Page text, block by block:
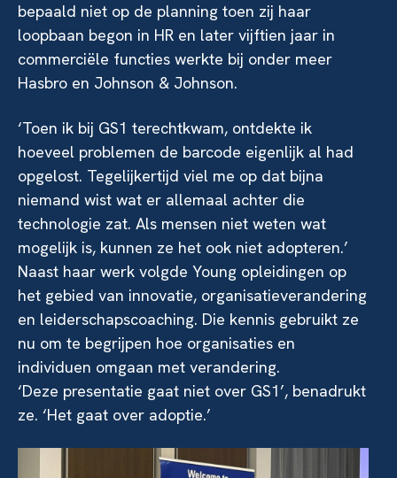
bepaald niet op de planning toen zij haar
loopbaan begon in HR en later vijftien jaar in
commerciële functies werkte bij onder meer
Hasbro en Johnson & Johnson.
‘Toen ik bij GS1 terechtkwam, ontdekte ik
hoeveel problemen de barcode eigenlijk al had
opgelost. Tegelijkertijd viel me op dat bijna
niemand wist wat er allemaal achter die
technologie zat. Als mensen niet weten wat
mogelijk is, kunnen ze het ook niet adopteren.’
Naast haar werk volgde Young opleidingen op
het gebied van innovatie, organisatieverandering
en leiderschapscoaching. Die kennis gebruikt ze
nu om te begrijpen hoe organisaties en
individuen omgaan met verandering.
‘Deze presentatie gaat niet over GS1’, benadrukt
ze. ‘Het gaat over adoptie.’